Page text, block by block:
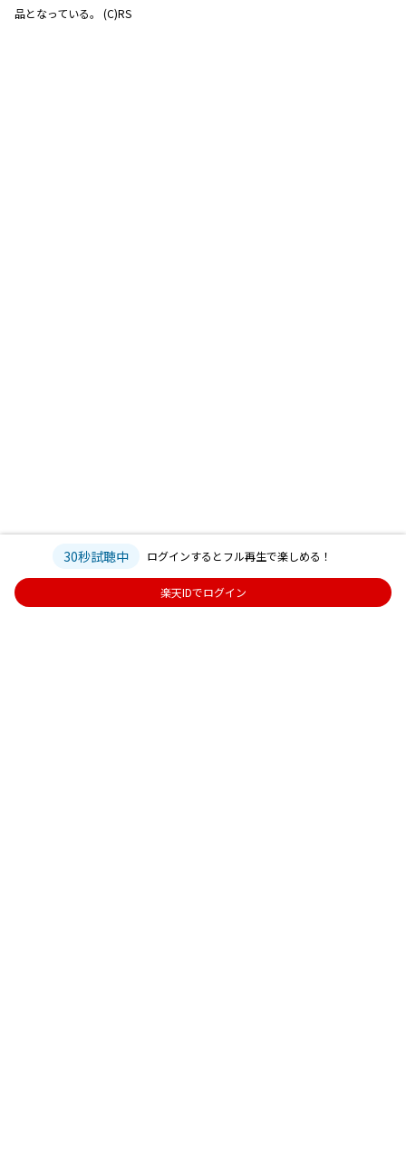
品となっている。 (C)RS
30秒試聴中 ログインするとフル再生で楽しめる！
楽天IDでログイン